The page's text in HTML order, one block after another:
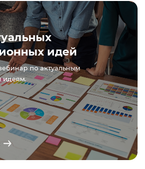
идей
по актуальным
идеям.